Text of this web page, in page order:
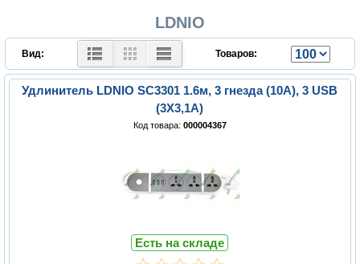
LDNIO
Вид: Товаров:
Удлинитель LDNIO SC3301 1.6м, 3 гнезда (10А), 3 USB
(3Х3,1А)
Код товара: 000004367
Есть на складе